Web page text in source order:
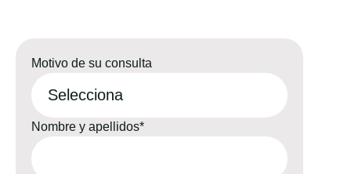
Motivo de su consulta
Nombre y apellidos*